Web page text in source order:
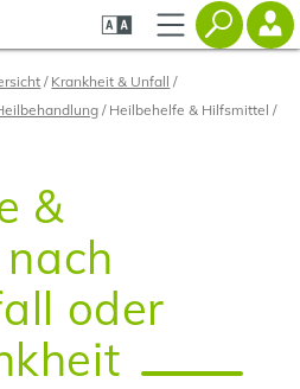
Krankheit & Unfall
Heilbehelfe & Hilfsmittel
&
oder